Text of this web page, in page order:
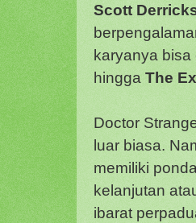
Scott
karyanya bisa
hingga The
Doctor
luar biasa.
memiliki
kelanjutan
ibarat